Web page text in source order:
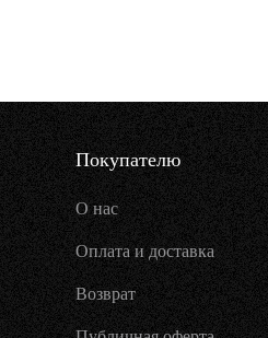
Покупателю
О нас
Оплата и доставка
Возврат